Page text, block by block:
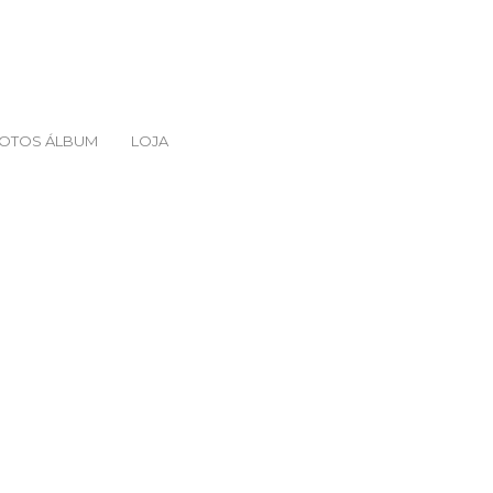
ÁLBUM LOJA